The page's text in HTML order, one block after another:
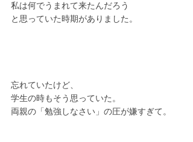
私は何でうまれて来たんだろう
と思っていた時期がありました。
忘れていたけど、
学生の時もそう思っていた。
両親の「勉強しなさい」の圧が嫌すぎて。